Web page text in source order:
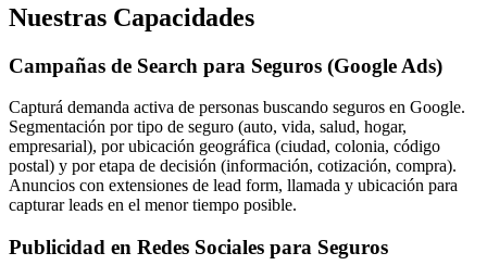
Nuestras Capacidades
Campañas de Search para Seguros (Google Ads)
Capturá demanda activa de personas buscando seguros en Google.
Segmentación por tipo de seguro (auto, vida, salud, hogar,
empresarial), por ubicación geográfica (ciudad, colonia, código
postal) y por etapa de decisión (información, cotización, compra).
Anuncios con extensiones de lead form, llamada y ubicación para
capturar leads en el menor tiempo posible.
Publicidad en Redes Sociales para Seguros